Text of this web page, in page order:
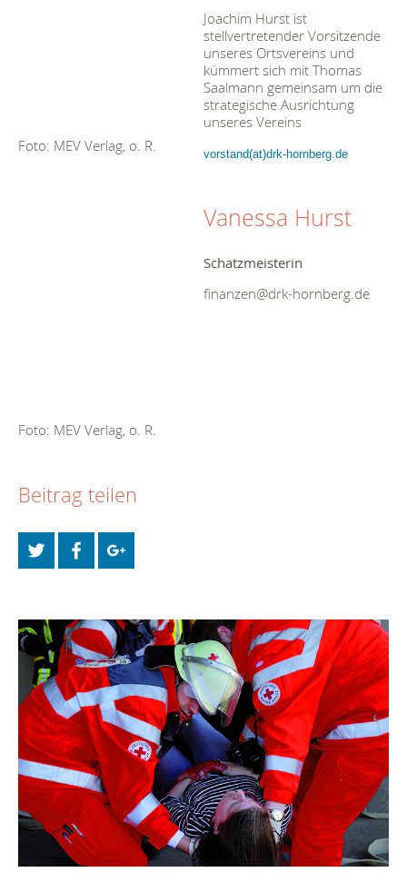
Foto: MEV Verlag, o. R.
Joachim Hurst ist
stellvertretender Vorsitzende
unseres Ortsvereins und
kümmert sich mit Thomas
Saalmann gemeinsam um die
strategische Ausrichtung
unseres Vereins
vorstand(at)drk-hornberg.de
Foto: MEV Verlag, o. R.
Vanessa Hurst
Schatzmeisterin
finanzen@drk-hornberg.de
Beitrag teilen